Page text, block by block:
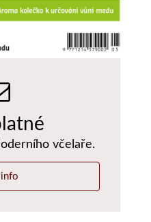
včelaře.